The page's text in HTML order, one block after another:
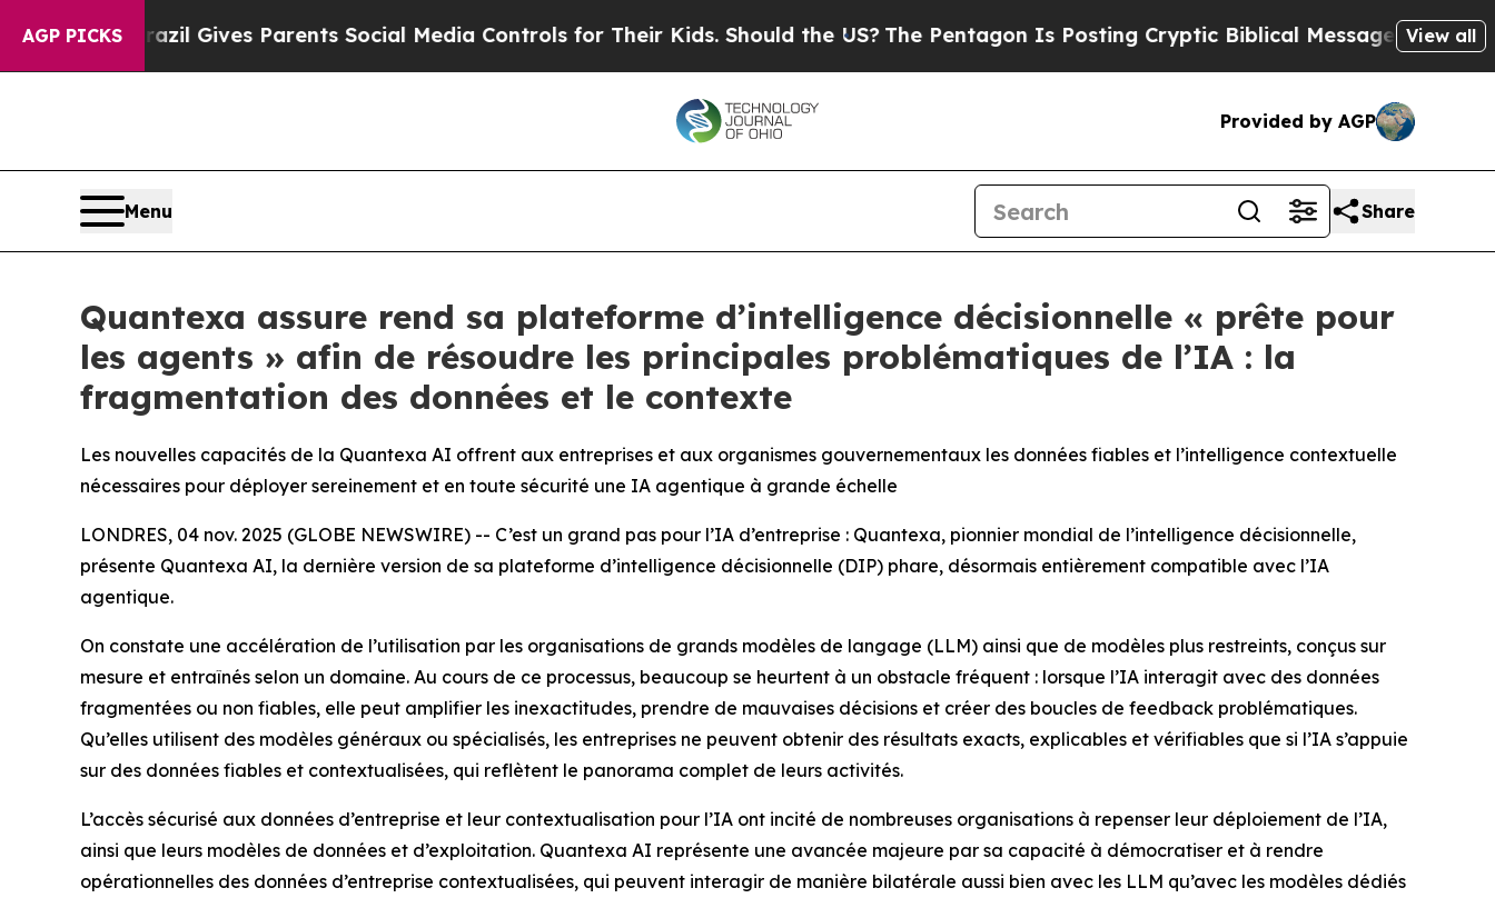
AGP PICKS
Gives Parents Social Media Controls for Their Kids. Should the US?The Pentagon Is Posting Cryptic Biblical Messages on Social MediaBig
View all
Provided by AGP
Menu Share
Quantexa assure rend sa plateforme d’intelligence décisionnelle « prête pour
les agents » afin de résoudre les principales problématiques de l’IA : la
fragmentation des données et le contexte
Les nouvelles capacités de la Quantexa AI offrent aux entreprises et aux organismes gouvernementaux les données fiables et l’intelligence contextuelle
nécessaires pour déployer sereinement et en toute sécurité une IA agentique à grande échelle
LONDRES, 04 nov. 2025 (GLOBE NEWSWIRE) -- C’est un grand pas pour l’IA d’entreprise : Quantexa, pionnier mondial de l’intelligence décisionnelle,
présente Quantexa AI, la dernière version de sa plateforme d’intelligence décisionnelle (DIP) phare, désormais entièrement compatible avec l’IA
agentique.
On constate une accélération de l’utilisation par les organisations de grands modèles de langage (LLM) ainsi que de modèles plus restreints, conçus sur
mesure et entraînés selon un domaine. Au cours de ce processus, beaucoup se heurtent à un obstacle fréquent : lorsque l’IA interagit avec des données
fragmentées ou non fiables, elle peut amplifier les inexactitudes, prendre de mauvaises décisions et créer des boucles de feedback problématiques.
Qu’elles utilisent des modèles généraux ou spécialisés, les entreprises ne peuvent obtenir des résultats exacts, explicables et vérifiables que si l’IA s’appuie
sur des données fiables et contextualisées, qui reflètent le panorama complet de leurs activités.
L’accès sécurisé aux données d’entreprise et leur contextualisation pour l’IA ont incité de nombreuses organisations à repenser leur déploiement de l’IA,
ainsi que leurs modèles de données et d’exploitation. Quantexa AI représente une avancée majeure par sa capacité à démocratiser et à rendre
opérationnelles des données d’entreprise contextualisées, qui peuvent interagir de manière bilatérale aussi bien avec les LLM qu’avec les modèles dédiés